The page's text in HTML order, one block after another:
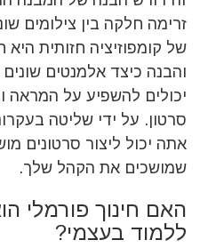
זרימה חלקה בין צילומים
של קומפוזיציה חזותית היא
והבנה כיצד אלמנטים
יכולים להשפיע על המראה
סרטון. על ידי שליטה
אתה יכול ליצור סרטונים
שמושכים את הקהל שלך.
האם חינוך פורמלי
ללמוד בעצמי?